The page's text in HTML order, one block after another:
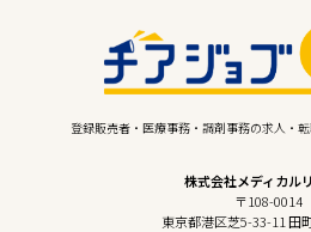
登録販売者・医療事務・調剤事務の求人・
株式会社メディカル
〒108-0014
東京都港区芝5-33-11 田